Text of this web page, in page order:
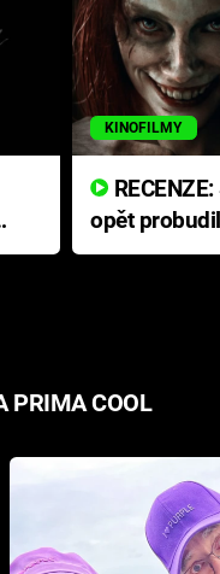
KINOFILMY
opět
přichází s
PRIMA COOL